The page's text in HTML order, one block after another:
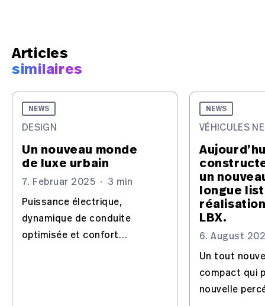
Articles
similaires
NEWS
DESIGN
Un nouveau monde
de luxe urbain
7. Februar 2025 · 3 min
Puissance électrique,
dynamique de conduite
optimisée et confort
NEWS
VÉHICULES
un
longue
LBX.
6. August
Un tout
compact qui
nouvelle